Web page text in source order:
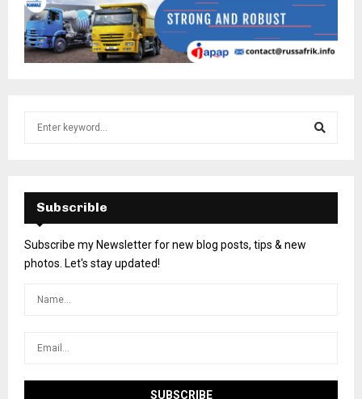
Subscrible
Subscribe my Newsletter for new blog posts, tips & new
photos. Let's stay updated!